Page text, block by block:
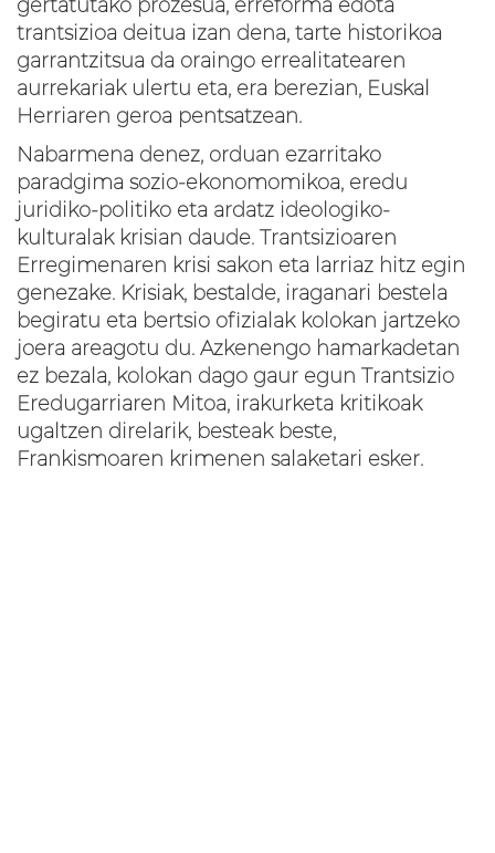
gertatutako prozesua, erreforma edota
trantsizioa deitua izan dena, tarte historikoa
garrantzitsua da oraingo errealitatearen
aurrekariak ulertu eta, era berezian, Euskal
Herriaren geroa pentsatzean.
Nabarmena denez, orduan ezarritako
paradgima sozio-ekonomomikoa, eredu
juridiko-politiko eta ardatz ideologiko-
kulturalak krisian daude. Trantsizioaren
Erregimenaren krisi sakon eta larriaz hitz egin
genezake. Krisiak, bestalde, iraganari bestela
begiratu eta bertsio ofizialak kolokan jartzeko
joera areagotu du. Azkenengo hamarkadetan
ez bezala, kolokan dago gaur egun Trantsizio
Eredugarriaren Mitoa, irakurketa kritikoak
ugaltzen direlarik, besteak beste,
Frankismoaren krimenen salaketari esker.